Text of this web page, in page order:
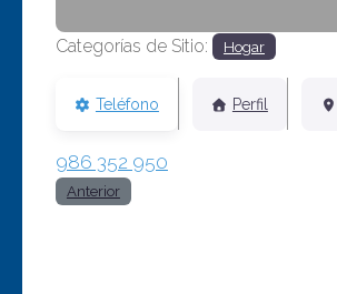
Categorías de Sitio: Hogar
Teléfono Perfil
986 352 950
Anterior